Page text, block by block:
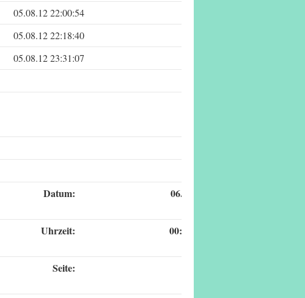
05.08.12 22:00:54
05.08.12 22:18:40
05.08.12 23:31:07
Datum: 06.08.12
Uhrzeit: 00:01:30
Seite: